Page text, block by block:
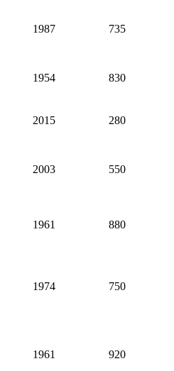
1987 735
1954 830
2015 280
2003 550
1961 880
1974 750
1961 920